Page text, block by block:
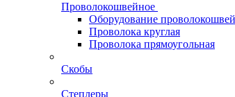
Проволокошвейное
Оборудование
Проволока круглая
Проволока прямоугольная
Скобы
Степлеры